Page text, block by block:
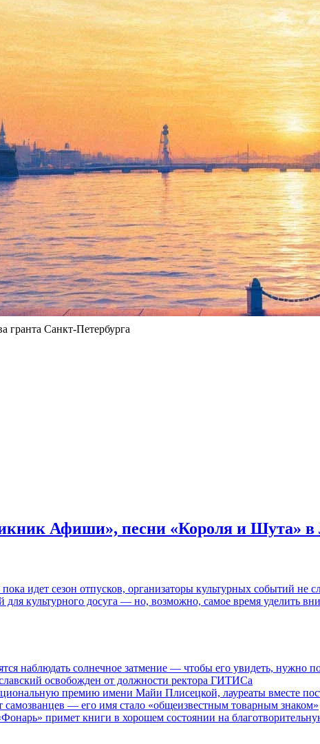
какой фильм считает лучшим в истории кинематографа. Это
тех, что ты видел?» Поле того, как я подумал над этим
году, вторая — в 1974-м, и, что случается редко, превзошла
Дайан Китон и другие звёзды. Картина получила шесть
роман в соавторстве с сыном«Спящие красавицы», а в
что в 2019 году Стивен Кингпосетит Россию.
рекламной паузы
гранта Санкт-Петербурга
Афиши», песни «Короля и Шута»
идет сезон отпусков, организаторы культурных событий
культурного досуга — но, возможно, самое время уделить
наблюдать солнечное затмение — чтобы его увидеть, нужно
освобожден от должности ректора ГИТИСа
премию имени Майи Плисецкой, лауреаты вместе
самозванцев — его имя стало «общеизвестным товарным знаком»
примет книги в хорошем состоянии на